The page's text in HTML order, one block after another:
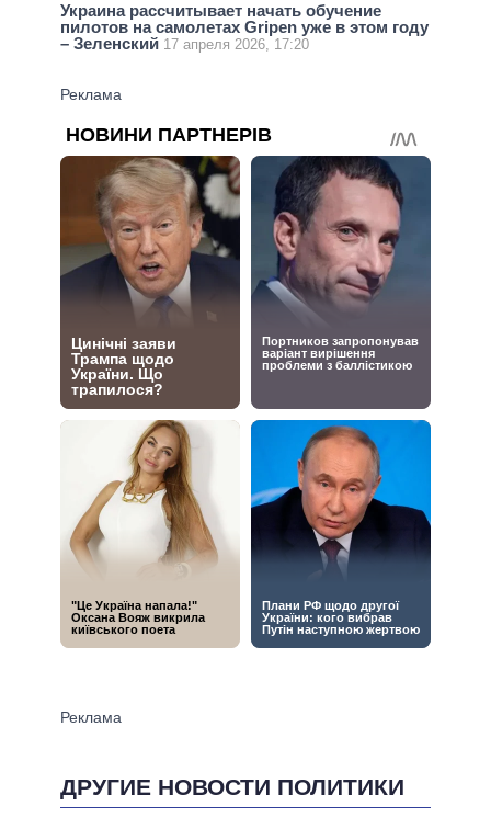
Украина рассчитывает начать обучение
пилотов на самолетах Gripen уже в этом году
– Зеленский 17 апреля 2026, 17:20
ДРУГИЕ НОВОСТИ ПОЛИТИКИ